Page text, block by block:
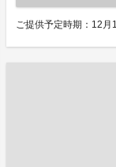
ご提供予定時期：12月